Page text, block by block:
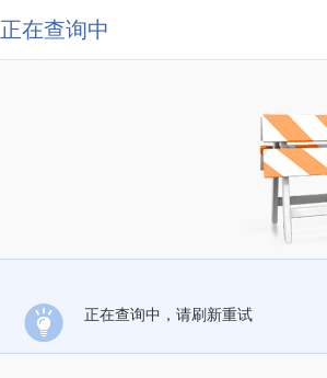
正在查询中
正在查询中，请刷新重试